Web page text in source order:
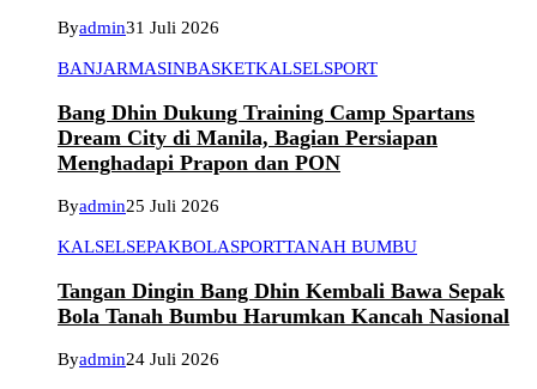
Byadmin31 Juli 2026
BANJARMASINBASKETKALSELSPORT
Bang Dhin Dukung Training Camp Spartans
Dream City di Manila, Bagian Persiapan
Menghadapi Prapon dan PON
Byadmin25 Juli 2026
KALSELSEPAKBOLASPORTTANAH BUMBU
Tangan Dingin Bang Dhin Kembali Bawa Sepak
Bola Tanah Bumbu Harumkan Kancah Nasional
Byadmin24 Juli 2026